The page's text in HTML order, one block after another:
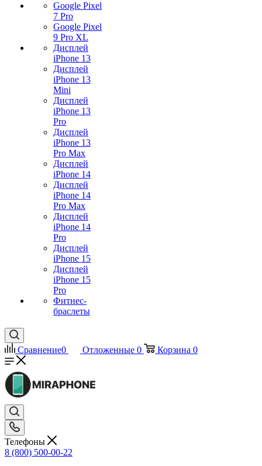
Google Pixel
7 Pro
Google Pixel
9 Pro XL
Дисплей
iPhone 13
Дисплей
iPhone 13
Mini
Дисплей
iPhone 13
Pro
Дисплей
iPhone 13
Pro Max
Дисплей
iPhone 14
Дисплей
iPhone 14
Pro Max
Дисплей
iPhone 14
Pro
Дисплей
iPhone 15
Дисплей
iPhone 15
Pro
Фитнес-
браслеты
Сравнение0 Отложенные 0 Корзина 0
Телефоны
8 (800) 500-00-22